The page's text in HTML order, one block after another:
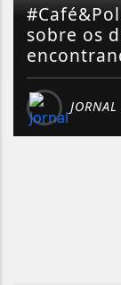
sobre os
JORNAL